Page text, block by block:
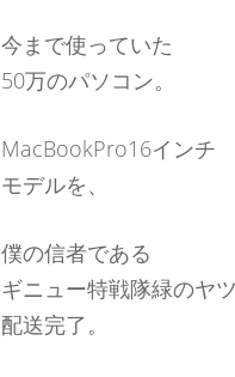
今まで使っていた
50万のパソコン。
MacBookPro16インチ
モデルを、
僕の信者である
ギニュー特戦隊緑のヤ
配送完了。